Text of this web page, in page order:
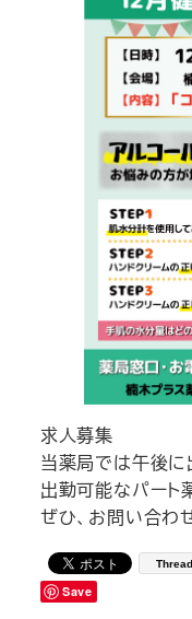
求人募集
当薬局では午後に
出勤可能なパート
ぜひ、お問い合わ
Save